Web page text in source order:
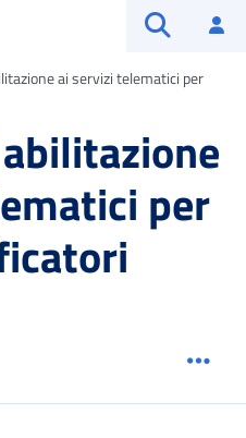
ai servizi telematici per
per